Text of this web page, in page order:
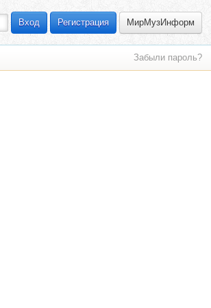
Вход Регистрация МирМузИнформ
Забыли пароль?